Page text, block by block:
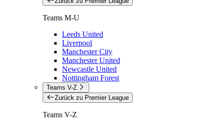
Teams M-U
Leeds United
Liverpool
Manchester City
Manchester United
Newcastle United
Nottingham Forest
Teams V-Z
Zurück zu Premier League
Teams V-Z